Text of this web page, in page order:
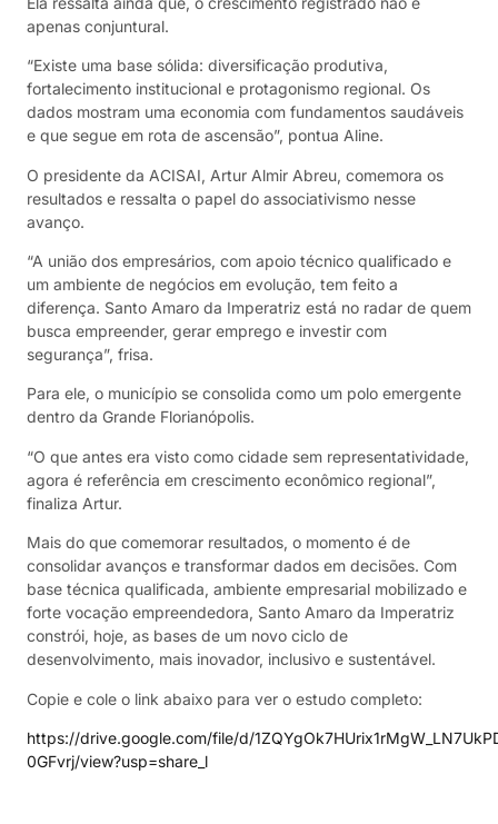
apenas conjuntural.
“Existe uma base sólida: diversificação produtiva,
fortalecimento institucional e protagonismo regional. Os
dados mostram uma economia com fundamentos saudáveis
e que segue em rota de ascensão”, pontua Aline.
O presidente da ACISAI, Artur Almir Abreu, comemora os
resultados e ressalta o papel do associativismo nesse
avanço.
“A união dos empresários, com apoio técnico qualificado e
um ambiente de negócios em evolução, tem feito a
diferença. Santo Amaro da Imperatriz está no radar de quem
busca empreender, gerar emprego e investir com
segurança”, frisa.
Para ele, o município se consolida como um polo emergente
dentro da Grande Florianópolis.
“O que antes era visto como cidade sem representatividade,
agora é referência em crescimento econômico regional”,
finaliza Artur.
Mais do que comemorar resultados, o momento é de
consolidar avanços e transformar dados em decisões. Com
base técnica qualificada, ambiente empresarial mobilizado e
forte vocação empreendedora, Santo Amaro da Imperatriz
constrói, hoje, as bases de um novo ciclo de
desenvolvimento, mais inovador, inclusivo e sustentável.
Copie e cole o link abaixo para ver o estudo completo:
https://drive.google.com/file/d/
0GFvrj/view?usp=share_l